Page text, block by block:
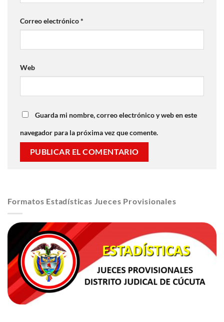
Correo electrónico*
Web
Guarda mi nombre, correo electrónico y web en este
navegador para la próxima vez que comente.
Formatos Estadísticas Jueces Provisionales